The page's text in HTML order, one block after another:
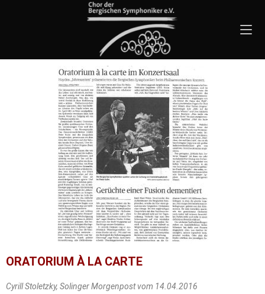
ORATORIUM À LA CARTE
Cyrill Stoletzky, Solinger Morgenpost vom 14.04.2016